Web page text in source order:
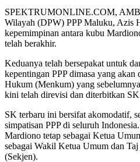
SPEKTRUMONLINE.COM,
Wilayah (DPW) PPP Maluku, Azis
kepemimpinan antara kubu
telah berakhir.
Keduanya telah bersepakat untuk
kepentingan PPP dimasa yang
Hukum (Menkum) yang
kini telah direvisi dan diterbitkan SK
SK terbaru ini bersifat akomodatif,
simpatisan PPP di seluruh
Mardiono tetap sebagai Ketua
sebagai Wakil Ketua Umum dan Taj
(Sekjen).